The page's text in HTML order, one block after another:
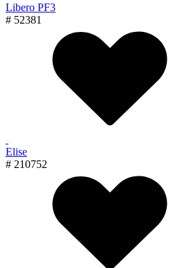
Libero PF3
# 52381
Elise
# 210752